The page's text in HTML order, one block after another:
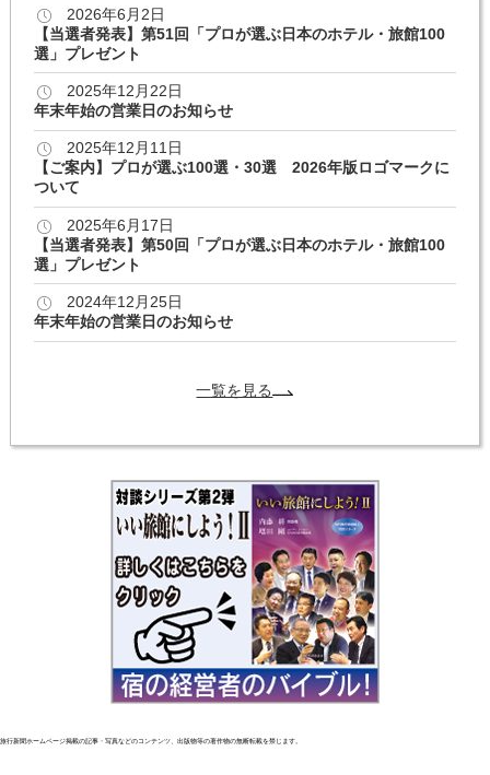
2026年6月2日
【当選者発表】第51回「プロが選ぶ日本のホテル・旅館100
選」プレゼント
2025年12月22日
年末年始の営業日のお知らせ
2025年12月11日
【ご案内】プロが選ぶ100選・30選 2026年版ロゴマークに
ついて
2025年6月17日
【当選者発表】第50回「プロが選ぶ日本のホテル・旅館100
選」プレゼント
2024年12月25日
年末年始の営業日のお知らせ
一覧を見る
旅行新聞ホームページ掲載の記事・写真などのコンテンツ、出版物等の著作物の無断転載を禁じます。